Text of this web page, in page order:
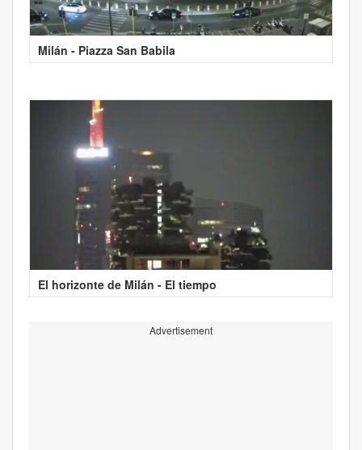
Milán - Piazza San Babila
El horizonte de Milán - El tiempo
Advertisement